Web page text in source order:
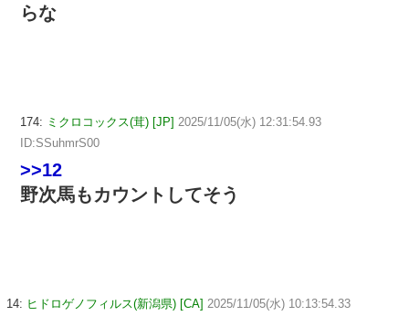
らな
174: ミクロコックス(茸) [JP] 2025/11/05(水) 12:31:54.93
ID:SSuhmrS00
>>12
野次馬もカウントしてそう
14: ヒドロゲノフィルス(新潟県) [CA] 2025/11/05(水) 10:13:54.33